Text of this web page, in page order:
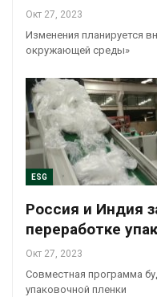
Окт 27, 2023
Изменения планируется
окружающей среды»
ESG
Россия и Индия
переработке
Окт 27, 2023
Совместная программа
упаковочной пленки